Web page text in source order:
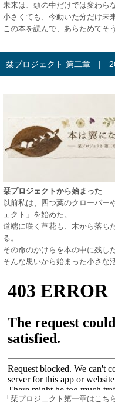
未来は、頭の中だけでは変わら
小さくても、今動いた分だけ未
この本を読んで、あらためてそ
栞プロジェクト 第二章 |
栞プロジェクトから始まった
以前私は、四つ葉のクローバー
ェクト」を始めた。
道端に咲く草花も、木から落ち
る。
その命のかけらを本の中に残し
そんな思いから始まった小さな
「栞プロジェクト第一章はこち